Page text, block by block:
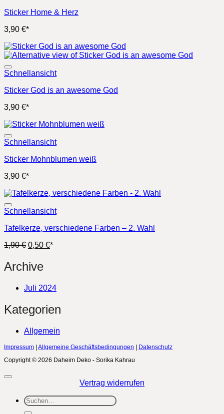
Sticker Home & Herz
3,90 €*
Schnellansicht
Sticker God is an awesome God
3,90 €*
Schnellansicht
Sticker Mohnblumen weiß
3,90 €*
Schnellansicht
Tafelkerze, verschiedene Farben – 2. Wahl
1,90€ Ursprünglicher
war:
1,90 €
0,50 €Aktueller
*
Archive
Juli 2024
Kategorien
Allgemein
Impressum | Allgemeine Geschäftsbedingungen | Datenschutz
Copyright © 2026 Daheim Deko - Sorika Kahrau
Vertrag widerrufen
Suchen
nach: